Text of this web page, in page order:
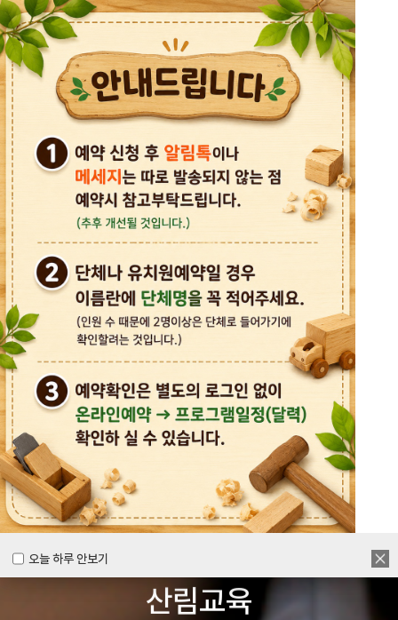
오늘 하루 안보기
오늘 하루 안보기
목공체험부터 숲체험 교육까지
다양한 경험을 할 수 있는
양주시
목재문화체험장&
산림교육